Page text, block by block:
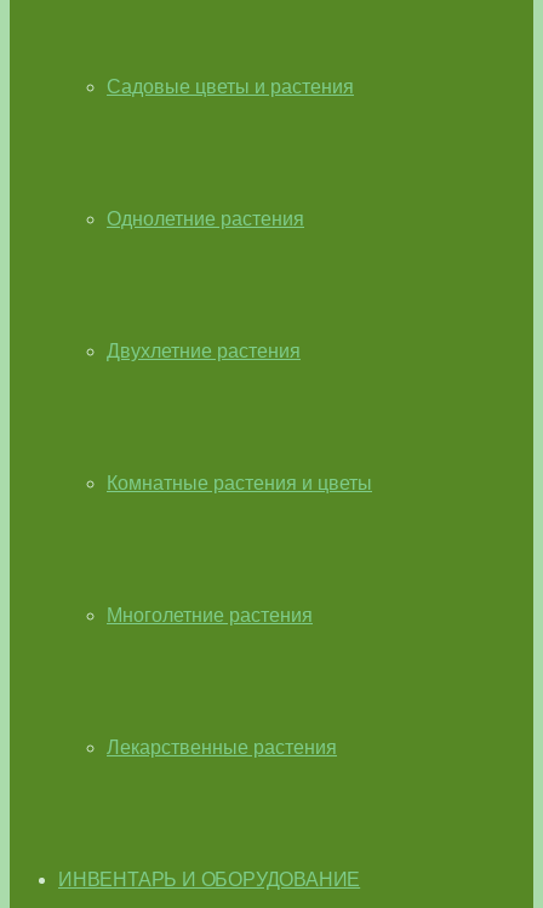
Садовые цветы и растения
Однолетние растения
Двухлетние растения
Комнатные растения и цветы
Многолетние растения
Лекарственные растения
ИНВЕНТАРЬ И ОБОРУДОВАНИЕ